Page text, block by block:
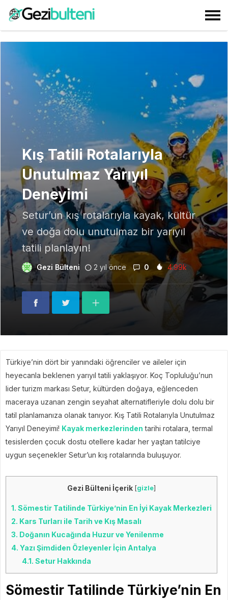
Kış Tatili Rotalarıyla
Unutulmaz Yarıyıl
Deneyimi
Setur’un kış rotalarıyla kayak, kültür
ve doğa dolu unutulmaz bir yarıyıl
tatili planlayın!
Gezi Bülteni 2 yıl önce 0 4.99k
Türkiye’nin dört bir yanındaki öğrenciler ve aileler için
heyecanla beklenen yarıyıl tatili yaklaşıyor. Koç Topluluğu’nun
lider turizm markası Setur, kültürden doğaya, eğlenceden
maceraya uzanan zengin seyahat alternatifleriyle dolu dolu bir
tatil planlamanıza olanak tanıyor. Kış Tatili Rotalarıyla Unutulmaz
Yarıyıl Deneyimi! Kayak merkezlerinden tarihi rotalara, termal
tesislerden çocuk dostu otellere kadar her yaştan tatilciye
uygun seçenekler Setur’un kış rotalarında buluşuyor.
Gezi Bülteni İçerik [gizle]
1. Sömestir Tatilinde Türkiye’nin En İyi Kayak Merkezleri
2. Kars Turları ile Tarih ve Kış Masalı
3. Doğanın Kucağında Huzur ve Yenilenme
4. Yazı Şimdiden Özleyenler İçin Antalya
4.1. Setur Hakkında
Sömestir Tatilinde Türkiye’nin En